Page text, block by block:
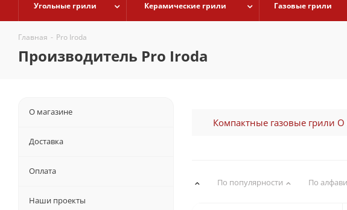
Угольные грили Керамические грили Газовые грили
Главная - Pro Iroda
Производитель Pro Iroda
Компактные газовые грили O
По популярности По
О магазине
Доставка
Оплата
Наши проекты